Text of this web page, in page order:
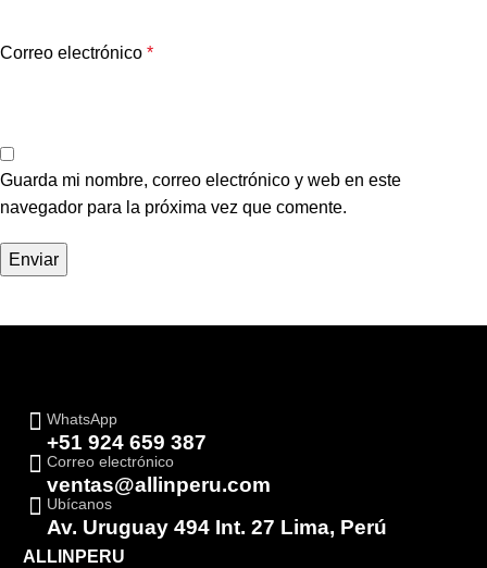
Correo electrónico *
Guarda mi nombre, correo electrónico y web en este
navegador para la próxima vez que comente.
WhatsApp
+51 924 659 387
Correo electrónico
ventas@allinperu.com
Ubícanos
Av. Uruguay 494 Int. 27 Lima, Perú
ALLINPERU